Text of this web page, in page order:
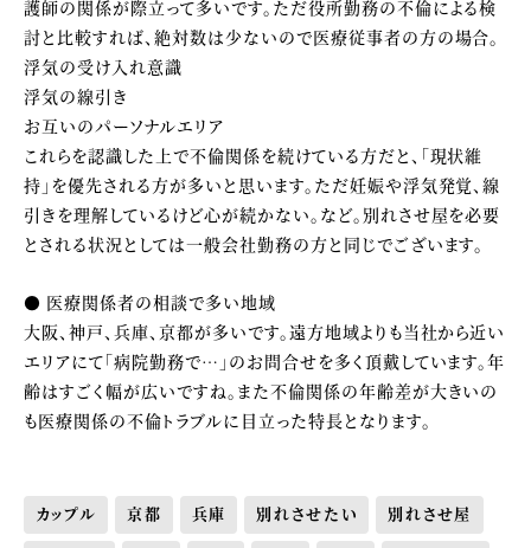
護師の関係が際立って多いです。ただ役所勤務の不倫による検
討と比較すれば、絶対数は少ないので医療従事者の方の場合。
浮気の受け入れ意識
浮気の線引き
お互いのパーソナルエリア
これらを認識した上で不倫関係を続けている方だと、「現状維
持」を優先される方が多いと思います。ただ妊娠や浮気発覚、線
引きを理解しているけど心が続かない。など。別れさせ屋を必要
とされる状況としては一般会社勤務の方と同じでございます。
● 医療関係者の相談で多い地域
大阪、神戸、兵庫、京都が多いです。遠方地域よりも当社から近い
エリアにて「病院勤務で…」のお問合せを多く頂戴しています。年
齢はすごく幅が広いですね。また不倫関係の年齢差が大きいの
も医療関係の不倫トラブルに目立った特長となります。
カップル 京都 兵庫 別れさせたい 別れさせ屋